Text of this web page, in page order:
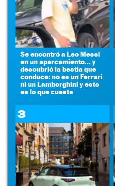
Se encontró a Leo Messi
en un aparcamiento... y
descubrió la bestia que
conduce: no es un Ferrari
ni un Lamborghini y esto
es lo que cuesta
3